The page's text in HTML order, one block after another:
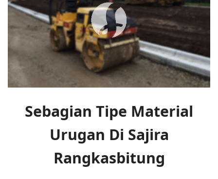
Sebagian Tipe Material
Urugan Di Sajira
Rangkasbitung